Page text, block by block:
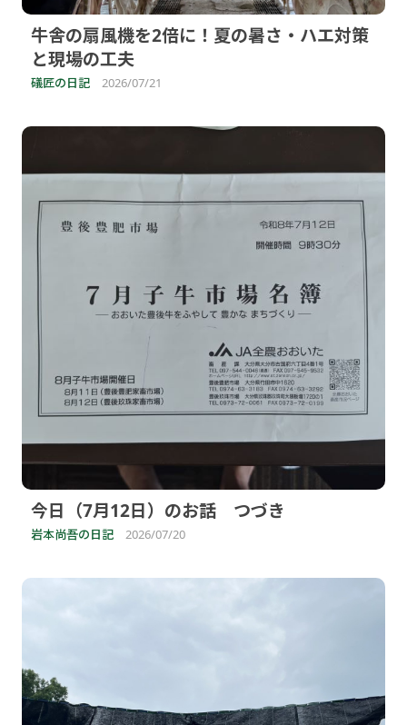
牛舎の扇風機を2倍に！夏の暑さ・ハエ対策
と現場の工夫
礒匠の日記 2026/07/21
今日（7月12日）のお話 つづき
岩本尚吾の日記 2026/07/20